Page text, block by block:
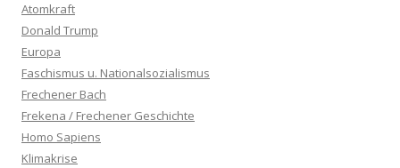
Atomkraft
Donald Trump
Europa
Faschismus u. Nationalsozialismus
Frechener Bach
Frekena / Frechener Geschichte
Homo Sapiens
Klimakrise